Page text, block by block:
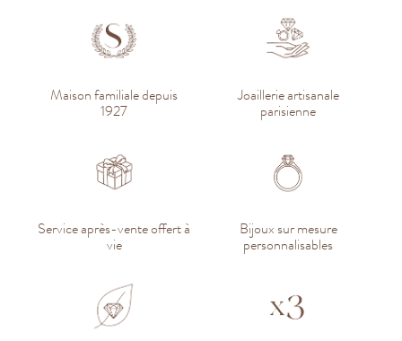
Maison familiale depuis
1927
Joaillerie artisanale
parisienne
Service après-vente offert à
vie
Bijoux sur mesure
personnalisables